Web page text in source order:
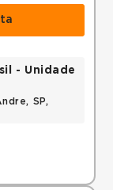
- Unidade
SP,